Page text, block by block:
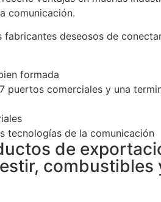
comunicación.
fabricantes deseosos de
formada
puertos comerciales y una
tecnologías de la comunicación
de